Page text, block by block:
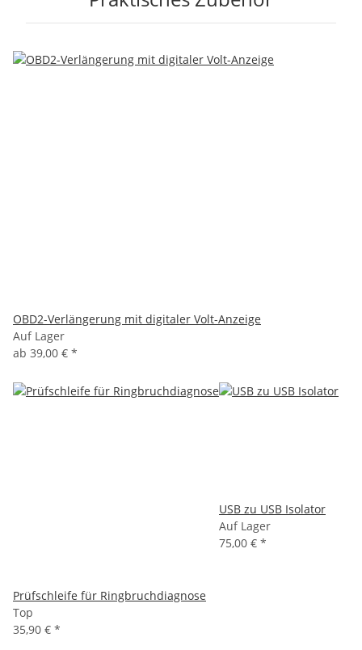
OBD2-Verlängerung mit digitaler Volt-Anzeige
Auf Lager
ab 39,00 € *
Prüfschleife für Ringbruchdiagnose
Top
35,90 € *
USB zu USB Isolator
Auf Lager
75,00 € *